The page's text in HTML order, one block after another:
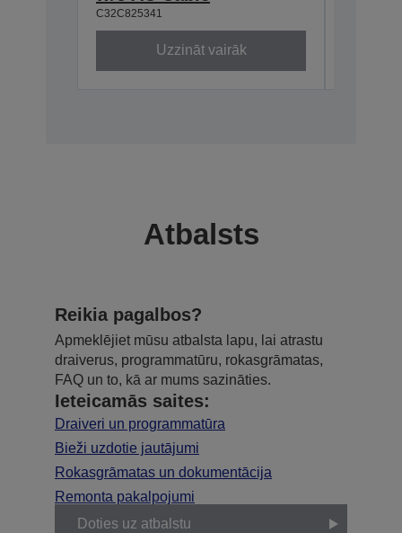
C32C825341
Uzzināt vairāk
Atbalsts
Reikia pagalbos?
Apmeklējiet mūsu atbalsta lapu, lai atrastu
draiverus, programmatūru, rokasgrāmatas,
FAQ un to, kā ar mums sazināties.
Ieteicamās saites:
Draiveri un programmatūra
Bieži uzdotie jautājumi
Rokasgrāmatas un dokumentācija
Remonta pakalpojumi
Doties uz atbalstu